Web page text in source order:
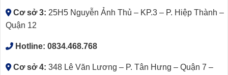
Cơ sở 3: 25H5 Nguyễn Ảnh Thủ – KP.3 – P. Hiệp Thành –
Quận 12
Hotline: 0834.468.768
Cơ sở 4: 348 Lê Văn Lương – P. Tân Hưng – Quận 7 –